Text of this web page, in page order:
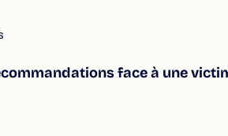
face à une